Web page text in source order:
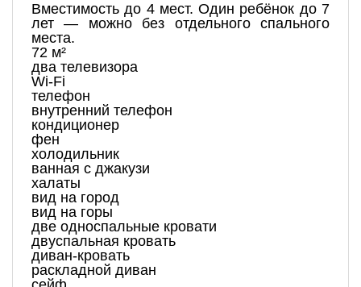
Вместимость до 4 мест. Один ребёнок до 7
лет — можно без отдельного спального
места.
72 м²
два телевизора
Wi-Fi
телефон
внутренний телефон
кондиционер
фен
холодильник
ванная с джакузи
халаты
вид на город
вид на горы
две односпальные кровати
двуспальная кровать
диван-кровать
раскладной диван